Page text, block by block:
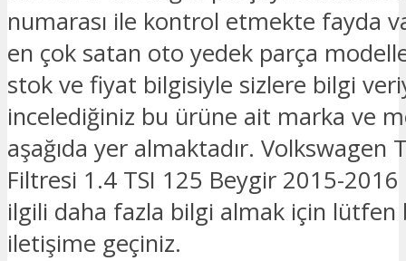
numarası ile kontrol etmekte fayda
en çok satan oto yedek parça
stok ve fiyat bilgisiyle sizlere bilgi
incelediğiniz bu ürüne ait marka ve
aşağıda yer almaktadır. Volkswagen
Filtresi 1.4 TSI 125 Beygir 2015-
ilgili daha fazla bilgi almak için lütfen
iletişime geçiniz.